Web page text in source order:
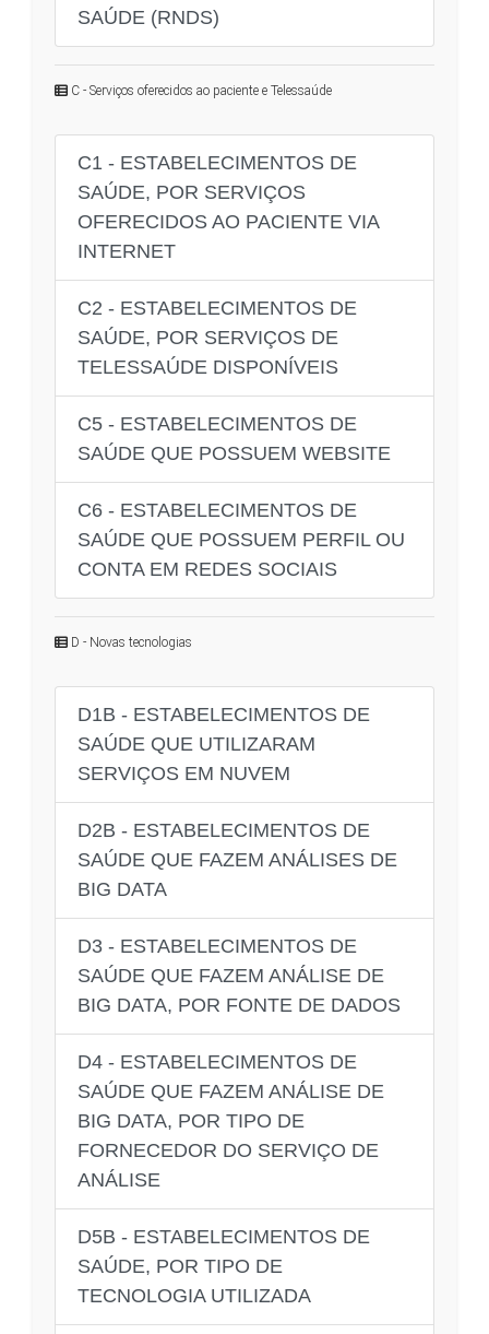
SAÚDE (RNDS)
C - Serviços oferecidos ao paciente e Telessaúde
C1 - ESTABELECIMENTOS DE
SAÚDE, POR SERVIÇOS
OFERECIDOS AO PACIENTE VIA
INTERNET
C2 - ESTABELECIMENTOS DE
SAÚDE, POR SERVIÇOS DE
TELESSAÚDE DISPONÍVEIS
C5 - ESTABELECIMENTOS DE
SAÚDE QUE POSSUEM WEBSITE
C6 - ESTABELECIMENTOS DE
SAÚDE QUE POSSUEM PERFIL OU
CONTA EM REDES SOCIAIS
D - Novas tecnologias
D1B - ESTABELECIMENTOS DE
SAÚDE QUE UTILIZARAM
SERVIÇOS EM NUVEM
D2B - ESTABELECIMENTOS DE
SAÚDE QUE FAZEM ANÁLISES DE
BIG DATA
D3 - ESTABELECIMENTOS DE
SAÚDE QUE FAZEM ANÁLISE DE
BIG DATA, POR FONTE DE DADOS
D4 - ESTABELECIMENTOS DE
SAÚDE QUE FAZEM ANÁLISE DE
BIG DATA, POR TIPO DE
FORNECEDOR DO SERVIÇO DE
ANÁLISE
D5B - ESTABELECIMENTOS DE
SAÚDE, POR TIPO DE
TECNOLOGIA UTILIZADA